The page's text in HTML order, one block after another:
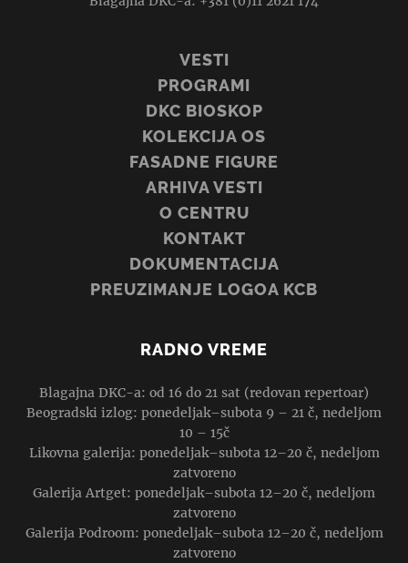
VESTI
PROGRAMI
DKC BIOSKOP
KOLEKCIJA OS
FASADNE FIGURE
ARHIVA VESTI
O CENTRU
KONTAKT
DOKUMENTACIJA
PREUZIMANJE LOGOA KCB
RADNO VREME
Blagajna DKC-a: od 16 do 21 sat (redovan repertoar)
Beogradski izlog: ponedeljak–subota 9 – 21 č, nedeljom
10 – 15č
Likovna galerija: ponedeljak–subota 12–20 č, nedeljom
zatvoreno
Galerija Artget: ponedeljak–subota 12–20 č, nedeljom
zatvoreno
Galerija Podroom: ponedeljak–subota 12–20 č, nedeljom
zatvoreno